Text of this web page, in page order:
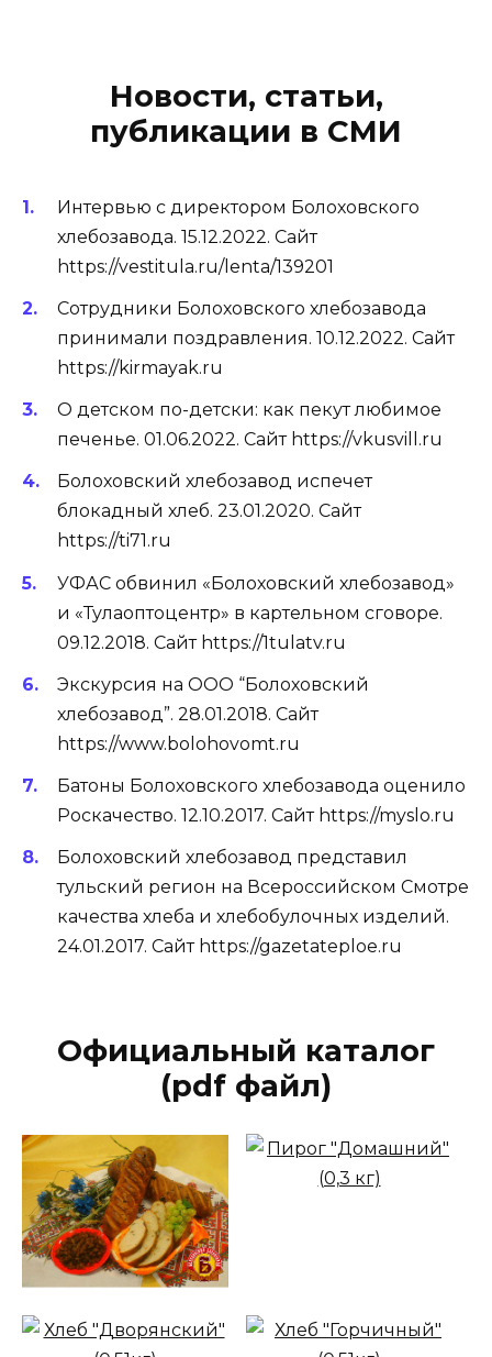
Новости, статьи,
публикации в СМИ
Интервью с директором Болоховского
хлебозавода. 15.12.2022. Сайт
https://vestitula.ru/lenta/139201
Сотрудники Болоховского хлебозавода
принимали поздравления. 10.12.2022. Сайт
https://kirmayak.ru
О детском по-детски: как пекут любимое
печенье. 01.06.2022. Сайт https://vkusvill.ru
Болоховский хлебозавод испечет
блокадный хлеб. 23.01.2020. Сайт
https://ti71.ru
УФАС обвинил «Болоховский хлебозавод»
и «Тулаоптоцентр» в картельном сговоре.
09.12.2018. Сайт https://1tulatv.ru
Экскурсия на ООО “Болоховский
хлебозавод”. 28.01.2018. Сайт
https://www.bolohovomt.ru
Батоны Болоховского хлебозавода оценило
Роскачество. 12.10.2017. Сайт https://myslo.ru
Болоховский хлебозавод представил
тульский регион на Всероссийском Смотре
качества хлеба и хлебобулочных изделий.
24.01.2017. Сайт https://gazetateploe.ru
Официальный каталог
(pdf файл)